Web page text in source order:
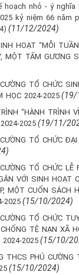
hoạch nhỏ - ý nghĩa
kỷ niệm 66 năm
(11/12/2024)
HOẠT “MỖI
MỘT TẤM GƯƠNG
TỔ CHỨC
HỌC 2024-2025 (19/
“HÀNH TRÌNH
2025 (19/11/
TỔ CHỨC
TỔ CHỨC LỄ
VỚI SINH HOẠT
MỘT CUỐN SÁCH
2025 (15/10/2024)
TỔ CHỨC
TỆ NẠN XÃ
2024-2025 (15/10/
THCS PHÚ CƯỜNG
(15/10/2024)